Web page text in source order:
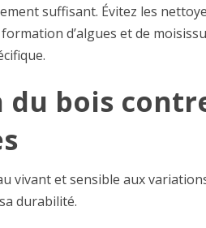
suffisant. Évitez les
d’algues et de
bois
vivant et sensible aux
durabilité.